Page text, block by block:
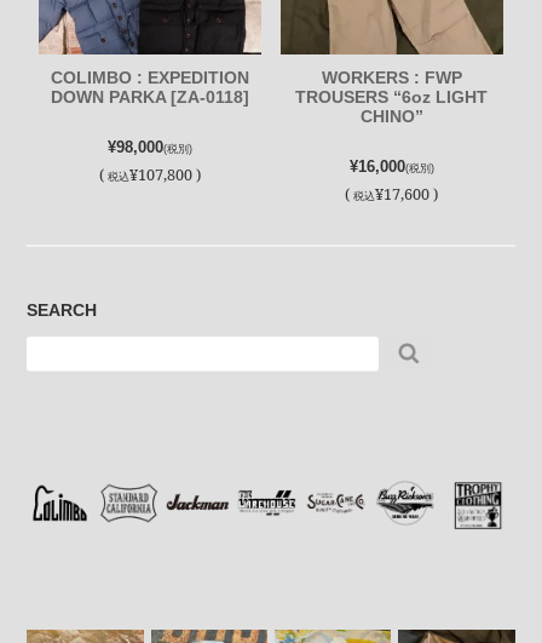
COLIMBO : EXPEDITION
DOWN PARKA [ZA-0118]
¥98,000(税別)
(税込¥107,800 )
WORKERS : FWP
TROUSERS “6oz LIGHT
CHINO”
¥16,000(税別)
(税込¥17,600 )
SEARCH